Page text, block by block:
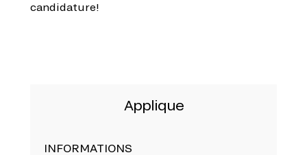
candidature!
Applique
INFORMATIONS